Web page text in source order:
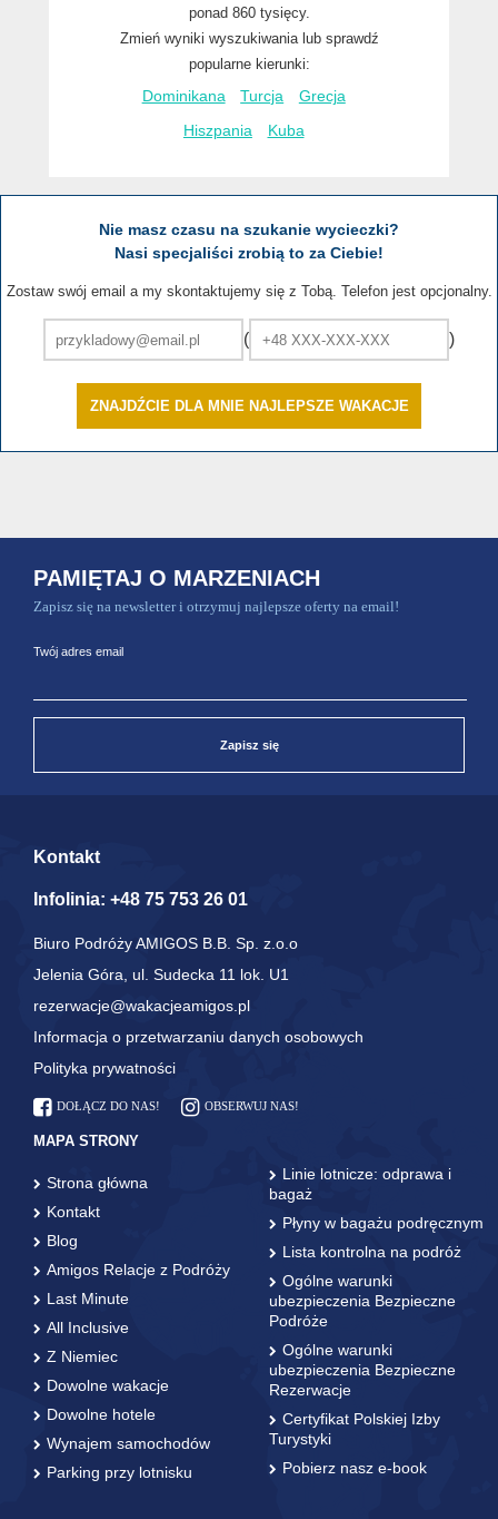
ponad 860 tysięcy.
Zmień wyniki wyszukiwania lub sprawdź
popularne kierunki:
Dominikana
Turcja Grecja
Hiszpania Kuba
Nie masz czasu na szukanie wycieczki?
Nasi specjaliści zrobią to za Ciebie!
Zostaw swój email a my skontaktujemy się z Tobą. Telefon jest opcjonalny.
( )
ZNAJDŹCIE DLA MNIE NAJLEPSZE WAKACJE
PAMIĘTAJ O MARZENIACH
Zapisz się na newsletter i otrzymuj najlepsze oferty na email!
Twój adres email
Zapisz się
Kontakt
Infolinia: +48 75 753 26 01
Biuro Podróży AMIGOS B.B. Sp. z.o.o
Jelenia Góra, ul. Sudecka 11 lok. U1
rezerwacje@wakacjeamigos.pl
Informacja o przetwarzaniu danych osobowych
Polityka prywatności
DOŁĄCZ DO NAS! OBSERWUJ NAS!
MAPA STRONY
Strona główna
Kontakt
Blog
Amigos Relacje z Podróży
Last Minute
All Inclusive
Z Niemiec
Dowolne wakacje
Dowolne hotele
Wynajem samochodów
Parking przy lotnisku
Linie lotnicze: odprawa i
bagaż
Płyny w bagażu podręcznym
Lista kontrolna na podróż
Ogólne warunki
ubezpieczenia Bezpieczne
Podróże
Ogólne warunki
ubezpieczenia Bezpieczne
Rezerwacje
Certyfikat Polskiej Izby
Turystyki
Pobierz nasz e-book